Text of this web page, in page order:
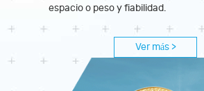
espacio o peso y fiabilidad.
Ver más >